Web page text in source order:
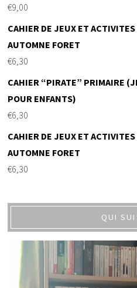
€9,00
CAHIER DE JEUX ET
AUTOMNE FORET
€6,30
CAHIER “PIRATE” PRIMAIRE
POUR ENFANTS)
€6,30
CAHIER DE JEUX ET
AUTOMNE FORET
€6,30
QUI